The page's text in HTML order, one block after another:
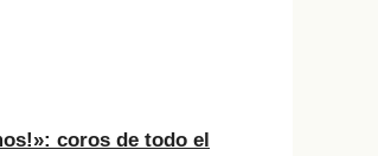
coros de todo el